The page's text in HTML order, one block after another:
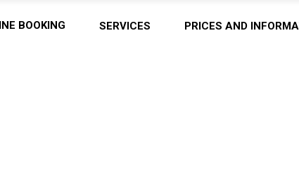
BOOKING SERVICES PRICES AND